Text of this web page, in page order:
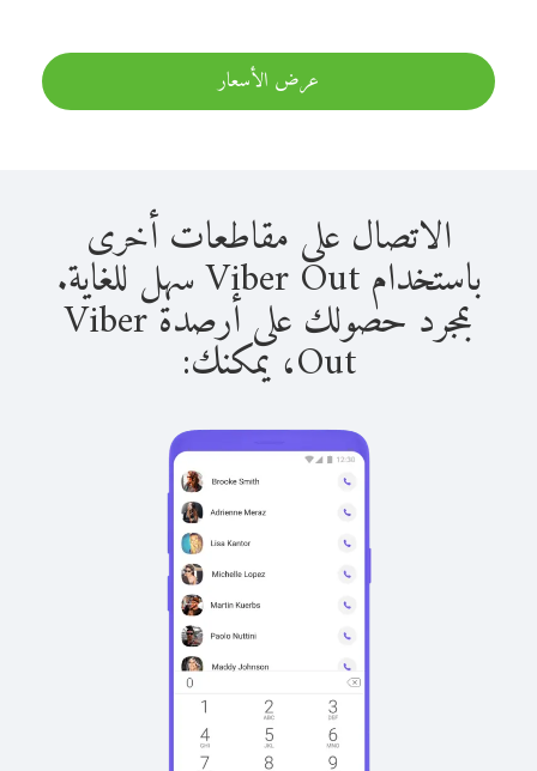
عرض الأسعار
الاتصال على مقاطعات أخرى
باستخدام Viber Out سهل للغاية.
بمجرد حصولك على أرصدة Viber
Out، يمكنك: